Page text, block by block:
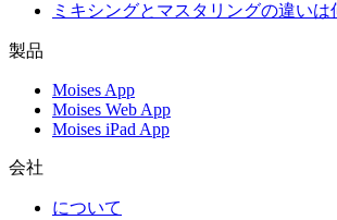
ミキシングとマスタリングの違いは
製品
Moises App
Moises Web App
Moises iPad App
会社
について